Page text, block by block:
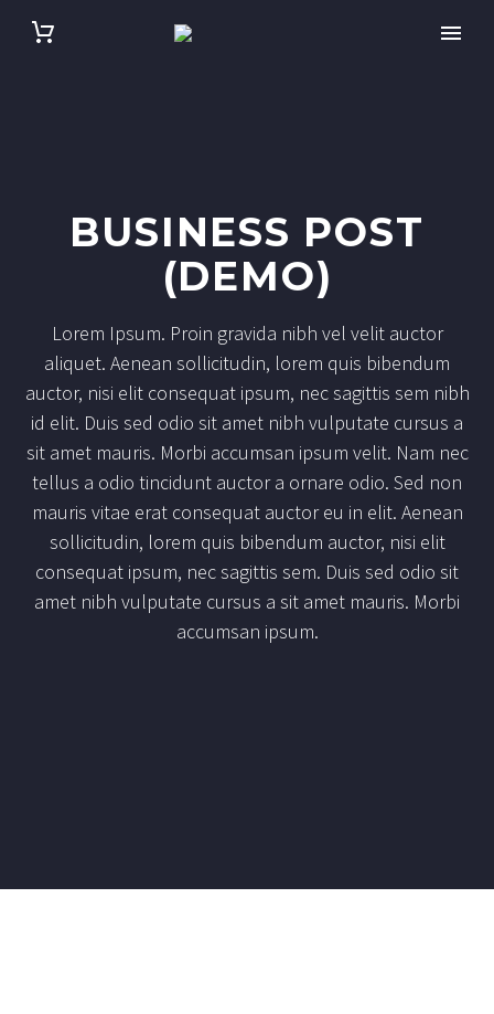
BUSINESS POST
(DEMO)
Lorem Ipsum. Proin gravida nibh vel velit auctor
aliquet. Aenean sollicitudin, lorem quis bibendum
auctor, nisi elit consequat ipsum, nec sagittis sem nibh
id elit. Duis sed odio sit amet nibh vulputate cursus a
sit amet mauris. Morbi accumsan ipsum velit. Nam nec
tellus a odio tincidunt auctor a ornare odio. Sed non
mauris vitae erat consequat auctor eu in elit. Aenean
sollicitudin, lorem quis bibendum auctor, nisi elit
consequat ipsum, nec sagittis sem. Duis sed odio sit
amet nibh vulputate cursus a sit amet mauris. Morbi
accumsan ipsum.